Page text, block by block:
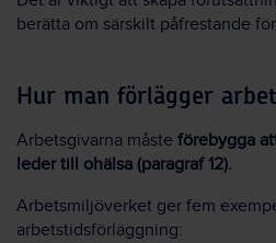
berätta om särskilt påfrestande
Hur man förlägger
Arbetsgivarna måste förebygga
leder till ohälsa (paragraf 12).
Arbetsmiljöverket ger fem
arbetstidsförläggning: